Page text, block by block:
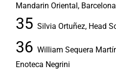
Mandarin Oriental, Barcelona
Silvia Ortuñez, Head
William Sequera
Enoteca Negrini